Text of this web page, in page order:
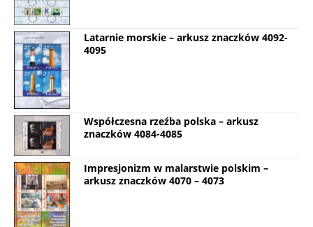
Latarnie morskie – arkusz znaczków 4092-
4095
Współczesna rzeźba polska – arkusz
znaczków 4084-4085
Impresjonizm w malarstwie polskim –
arkusz znaczków 4070 – 4073